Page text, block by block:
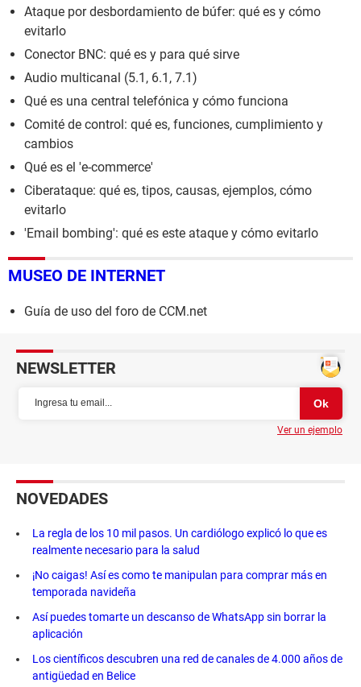
Ataque por desbordamiento de búfer: qué es y cómo
evitarlo
Conector BNC: qué es y para qué sirve
Audio multicanal (5.1, 6.1, 7.1)
Qué es una central telefónica y cómo funciona
Comité de control: qué es, funciones, cumplimiento y
cambios
Qué es el 'e-commerce'
Ciberataque: qué es, tipos, causas, ejemplos, cómo
evitarlo
'Email bombing': qué es este ataque y cómo evitarlo
MUSEO DE INTERNET
Guía de uso del foro de CCM.net
NEWSLETTER
Ver un ejemplo
NOVEDADES
La regla de los 10 mil pasos. Un cardiólogo explicó lo que es
realmente necesario para la salud
¡No caigas! Así es como te manipulan para comprar más en
temporada navideña
Así puedes tomarte un descanso de WhatsApp sin borrar la
aplicación
Los científicos descubren una red de canales de 4.000 años de
antigüedad en Belice